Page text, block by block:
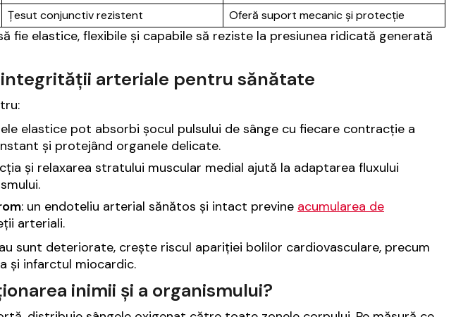
Țesut conjunctiv rezistent Oferă suport mecanic și protecție
elastice, flexibile și capabile să reziste la presiunea ridicată generată
arteriale pentru sănătate
elastice pot absorbi șocul pulsului de sânge cu fiecare contracție a
și protejând organele delicate.
și relaxarea stratului muscular medial ajută la adaptarea fluxului
: un endoteliu arterial sănătos și intact previne acumularea de
arteriali.
sunt deteriorate, crește riscul apariției bolilor cardiovasculare, precum
și infarctul miocardic.
inimii și a organismului?